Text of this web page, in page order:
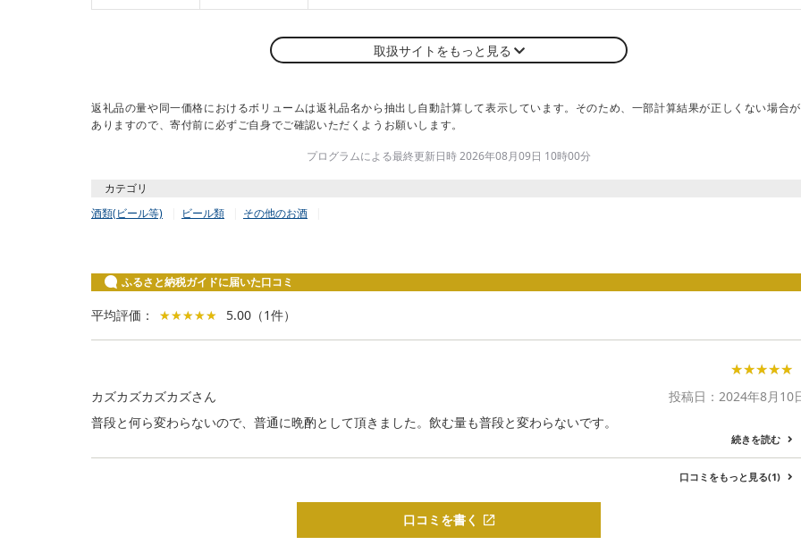
取扱サイトをもっと見る
返礼品の量や同一価格におけるボリュームは返礼品名から抽出し自動計算して表示しています。そのため、一部計算結果が正しくない場合が
ありますので、寄付前に必ずご自身でご確認いただくようお願いします。
プログラムによる最終更新日時 2026年08月09日 10時00分
カテゴリ
酒類(ビール等)
ビール類 その他のお酒
ふるさと納税ガイドに届いた口コミ
平均評価： ★★★★★
★★★★★ 5.00 （1件）
★★★★★
★★★★★
カズカズカズカズさん
投稿日：2024年8月10
普段と何ら変わらないので、普通に晩酌として頂きました。飲む量も普段と変わらないです。
続きを読む
口コミをもっと見る(1)
口コミを書く